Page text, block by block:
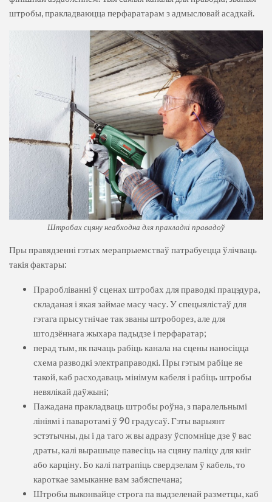
штробы, пракладваюцца перфаратарам з адмысловай асадкай.
Штробах сцяну неабходна для пракладкі правадоў
Пры правядзенні гэтых мерапрыемстваў патрабуецца ўлічваць
такія фактары:
Праробліванні ў сценах штробах для праводкі працэдура,
складаная і якая займае масу часу. У спецыялістаў для
гэтага прысутнічае так званы штроборез, але для
штодзённага жыхара падыдзе і перфаратар;
перад тым, як пачаць рабіць канала на сцены наносіцца
схема разводкі электраправодкі. Пры гэтым рабіце яе
такой, каб расходаваць мінімум кабеля і рабіць штробы
невялікай даўжыні;
Пажадана пракладваць штробы роўна, з паралельнымі
лініямі і паваротамі ў 90 градусаў. Гэты варыянт
эстэтычны, ды і да таго ж вы адразу ўспомніце дзе ў вас
драты, калі вырашыце павесіць на сцяну паліцу для кніг
або карціну. Бо калі патрапіць свердзелам ў кабель, то
кароткае замыканне вам забяспечана;
Штробы выконвайце строга па выдзеленай разметцы, каб